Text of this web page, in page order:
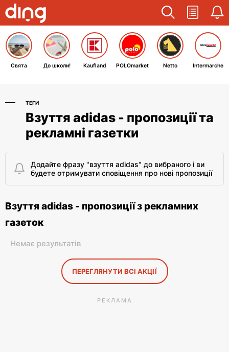
Свята До школи! Kaufland POLOmarket Netto Intermarche
ТЕГИ
Взуття adidas - пропозиції та
рекламні газетки
Додайте фразу "взуття adidas" до вибраного і ви
будете отримувати сповіщення про нові пропозиції
Взуття adidas - пропозиції з рекламних
газеток
Немає результатів
ПЕРЕГЛЯНУТИ ВСІ АКЦІЇ
РЕКЛАМА